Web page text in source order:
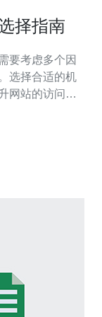
择指南
要考虑多个因
选择合适的机
网站的访问速
商。 机房